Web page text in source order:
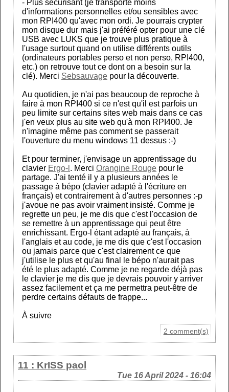
- Plus sécurisant (je transporte moins
d'informations personnelles et/ou sensibles avec
mon RPI400 qu'avec mon ordi. Je pourrais crypter
mon disque dur mais j'ai préféré opter pour une clé
USB avec LUKS que je trouve plus pratique à
l'usage surtout quand on utilise différents outils
(ordinateurs portables perso et non perso, RPI400,
etc.) on retrouve tout ce dont on a besoin sur la
clé). Merci Sebsauvage pour la découverte.
Au quotidien, je n'ai pas beaucoup de reproche à
faire à mon RPI400 si ce n'est qu'il est parfois un
peu limite sur certains sites web mais dans ce cas
j'en veux plus au site web qu'à mon RPI400. Je
n'imagine même pas comment se passerait
l'ouverture du menu windows 11 dessus :-)
Et pour terminer, j'envisage un apprentissage du
clavier Ergo-l . Merci Orangine Rouge pour le
partage. J'ai tenté il y a plusieurs années le
passage à bépo (clavier adapté à l'écriture en
français) et contrairement à d'autres personnes :-p
j'avoue ne pas avoir vraiment insisté. Comme je
regrette un peu, je me dis que c'est l'occasion de
se remettre à un apprentissage qui peut être
enrichissant. Ergo-l étant adapté au français, à
l'anglais et au code, je me dis que c'est l'occasion
ou jamais parce que c'est clairement ce que
j'utilise le plus et qu'au final le bépo n'aurait pas
été le plus adapté. Comme je ne regarde déjà pas
le clavier je me dis que je devrais pouvoir y arriver
assez facilement et ça me permettra peut-être de
perdre certains défauts de frappe...
À suivre
2 comment(s)
11 : KrISS paol
Tue 16 April 2024 - 16:04